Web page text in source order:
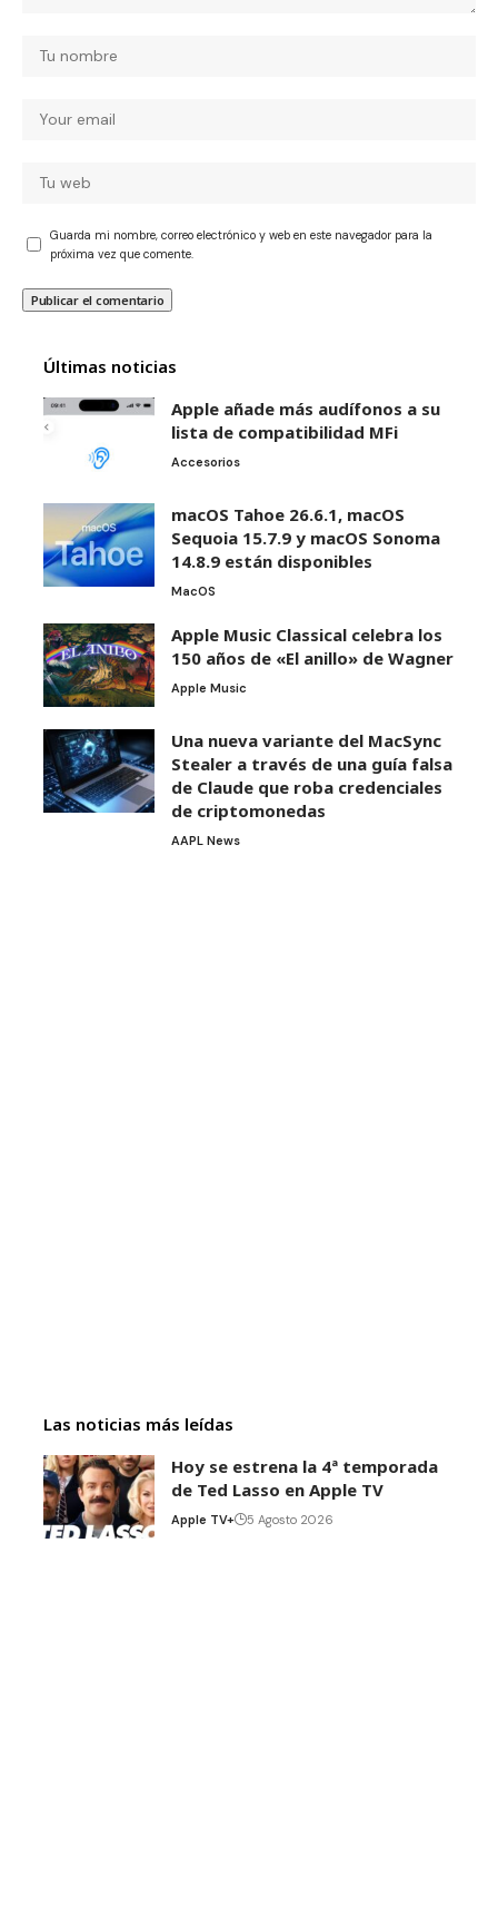
Guarda mi nombre, correo electrónico y web en este navegador para la
próxima vez que comente.
Últimas noticias
Apple añade más audífonos a su
lista de compatibilidad MFi
Accesorios
macOS Tahoe 26.6.1, macOS
Sequoia 15.7.9 y macOS Sonoma
14.8.9 están disponibles
MacOS
Apple Music Classical celebra los
150 años de «El anillo» de Wagner
Apple Music
Una nueva variante del MacSync
Stealer a través de una guía falsa
de Claude que roba credenciales
de criptomonedas
AAPL News
Las noticias más leídas
Hoy se estrena la 4ª temporada
de Ted Lasso en Apple TV
Apple TV+ 5 Agosto 2026